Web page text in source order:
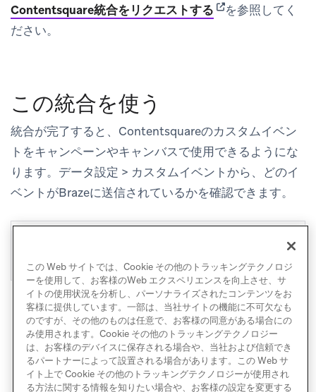
Contentsquare統合をリクエストする (opens in new tab)
を参照してく
ださい。
この統合を使う
統合が完了すると、Contentsquareのカスタムイベン
トをキャンペーンやキャンバスで使用できるようにな
ります。 データ設定 > カスタムイベント から、どのイ
ベントがBrazeに送信されているかを確認できます。
この Web サイトでは、Cookie その他のトラッキングテクノロジ
ーを使用して、お客様のWeb エクスペリエンスを向上させ、サ
イトの使用状況を分析し、パーソナライズされたコンテンツをお
客様に提供しています。一部は、当社サイトの機能に不可欠なも
のですが、その他のものは任意で、お客様の同意がある場合にの
み使用されます。Cookie その他のトラッキングテクノロジー
は、お客様のデバイスに保存される場合や、当社および信頼でき
るパートナーによって設置される場合があります。この Web サ
イト上で Cookie その他のトラッキングテクノロジーが使用され
る方法に関する情報を知りたい場合や、お客様の設定を変更する